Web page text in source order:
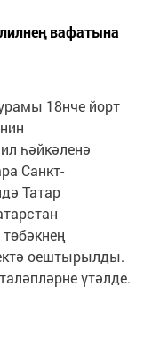
вафатына
18нче йорт
һәйкәленә
Санкт-
Татар
оештырылды.
үтәлде.